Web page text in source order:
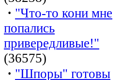
· "Что-то кони мне
попались
привередливые!"
(36575)
· "Шпоры" готовы